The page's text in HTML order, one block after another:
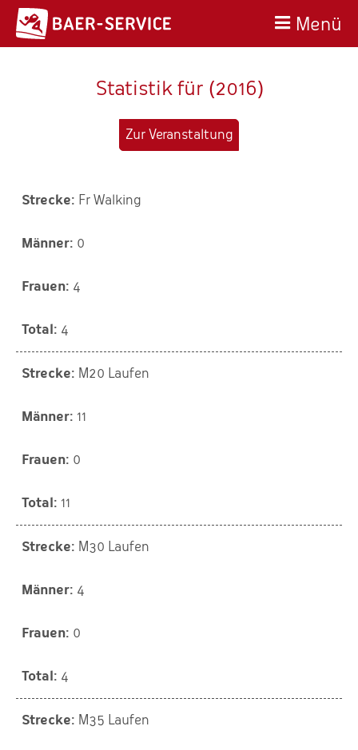
Menü
Statistik für (2016)
Zur Veranstaltung
Fr Walking
0
4
4
M20 Laufen
11
0
11
M30 Laufen
4
0
4
M35 Laufen